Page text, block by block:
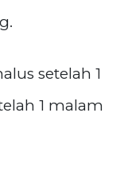
setelah 1
1 malam